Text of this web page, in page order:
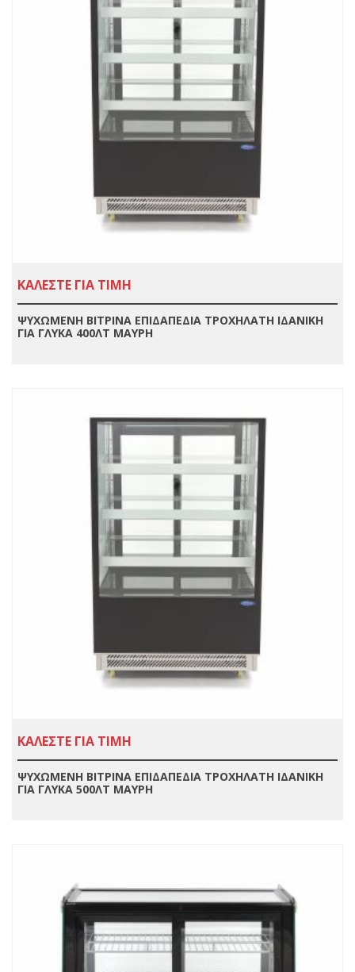
ΚΑΛΕΣΤΕ ΓΙΑ ΤΙΜΗ
ΨΥΧΩΜΕΝΗ ΒΙΤΡΙΝΑ ΕΠΙΔΑΠΕΔΙΑ ΤΡΟΧΗΛΑΤΗ ΙΔΑΝΙΚΗ
ΓΙΑ ΓΛΥΚΑ 400ΛΤ ΜΑΥΡΗ
ΚΑΛΕΣΤΕ ΓΙΑ ΤΙΜΗ
ΨΥΧΩΜΕΝΗ ΒΙΤΡΙΝΑ ΕΠΙΔΑΠΕΔΙΑ ΤΡΟΧΗΛΑΤΗ ΙΔΑΝΙΚΗ
ΓΙΑ ΓΛΥΚΑ 500ΛΤ ΜΑΥΡΗ